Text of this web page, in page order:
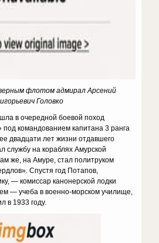
флотом адмирал Арсений
Головко
в очередной боевой поход
под командованием капитана 3 ранга
двадцати лет жизни отдавшего
службу на кораблях Амурской
же, на Амуре, стал политруком
Спустя год Потапов,
— комиссар канонерской лодки
— учеба в военно-морском училище,
в 1933 году.